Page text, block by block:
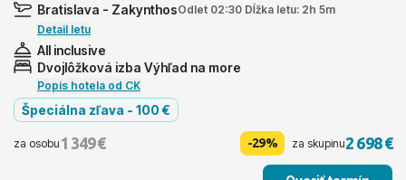
Bratislava - ZakynthosOdlet 02:30 Dĺžka letu: 2h 5m
Detail letu
All inclusive
Dvojlôžková izba Výhľad na more
Popis hotela od CK
Špeciálna zľava - 100 €
za osobu 1 349 € -29% za skupinu2 698 €